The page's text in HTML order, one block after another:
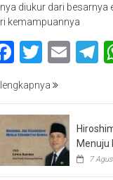
diukur dari besarnya
kemampuannya
Facebook
Twitter
Menuju
7